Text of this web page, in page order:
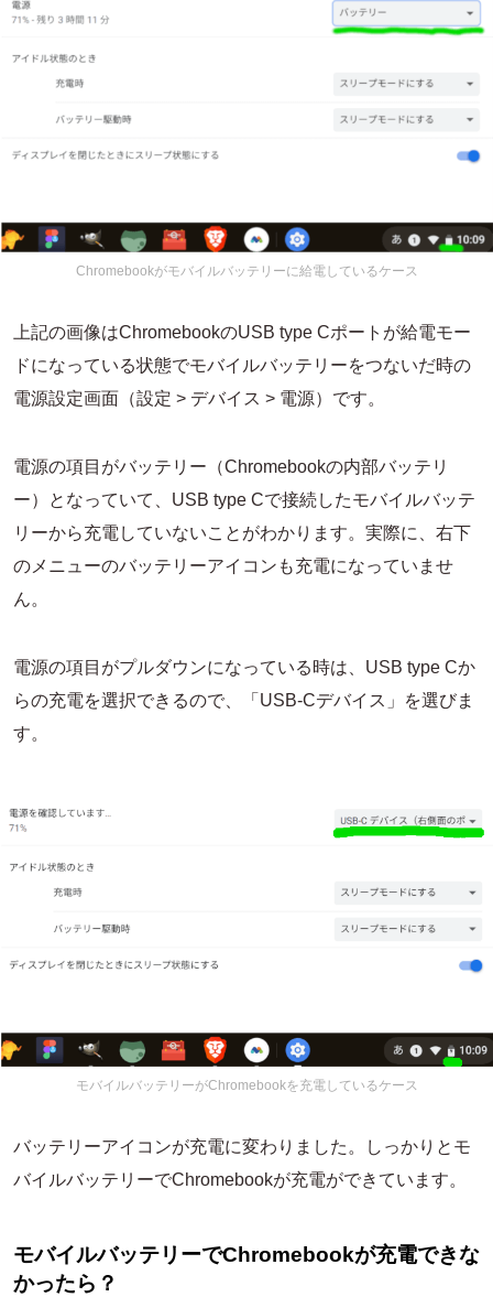
Chromebookがモバイルバッテリーに給電しているケース
上記の画像はChromebookのUSB type Cポートが給電モー
ドになっている状態でモバイルバッテリーをつないだ時の
電源設定画面（設定 > デバイス > 電源）です。
電源の項目がバッテリー（Chromebookの内部バッテリ
ー）となっていて、USB type Cで接続したモバイルバッテ
リーから充電していないことがわかります。実際に、右下
のメニューのバッテリーアイコンも充電になっていませ
ん。
電源の項目がプルダウンになっている時は、USB type Cか
らの充電を選択できるので、「USB-Cデバイス」を選びま
す。
モバイルバッテリーがChromebookを充電しているケース
バッテリーアイコンが充電に変わりました。しっかりとモ
バイルバッテリーでChromebookが充電ができています。
モバイルバッテリーでChromebookが充電できな
かったら？